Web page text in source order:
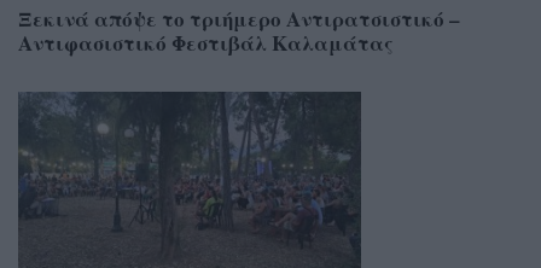
Ξεκινά απόψε το τριήμερο Αντιρατσιστικό –
Αντιφασιστικό Φεστιβάλ Καλαμάτας